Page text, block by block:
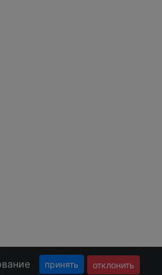
принять отклонить